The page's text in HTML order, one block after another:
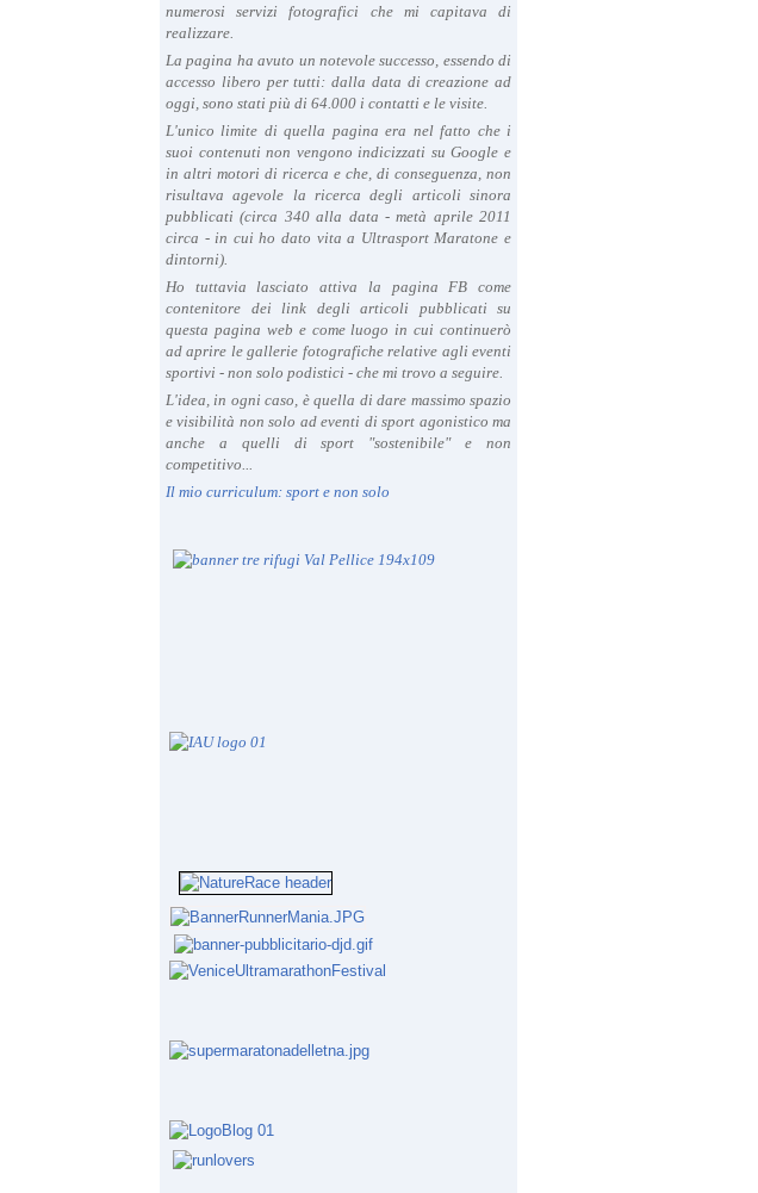
numerosi servizi fotografici che mi capitava di
realizzare.
La pagina ha avuto un notevole successo, essendo di
accesso libero per tutti: dalla data di creazione ad
oggi, sono stati più di 64.000 i contatti e le visite.
L'unico limite di quella pagina era nel fatto che i
suoi contenuti non vengono indicizzati su Google e
in altri motori di ricerca e che, di conseguenza, non
risultava agevole la ricerca degli articoli sinora
pubblicati (circa 340 alla data - metà aprile 2011
circa - in cui ho dato vita a Ultrasport Maratone e
dintorni).
Ho tuttavia lasciato attiva la pagina FB come
contenitore dei link degli articoli pubblicati su
questa pagina web e come luogo in cui continuerò
ad aprire le gallerie fotografiche relative agli eventi
sportivi - non solo podistici - che mi trovo a seguire.
L'idea, in ogni caso, è quella di dare massimo spazio
e visibilità non solo ad eventi di sport agonistico ma
anche a quelli di sport "sostenibile" e non
competitivo...
Il mio curriculum: sport e non solo